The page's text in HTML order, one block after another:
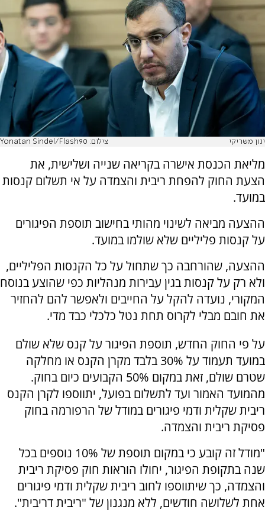
ינון משריקי צילום: Yonatan Sindel/Flash90
מליאת הכנסת אישרה בקריאה שנייה ושלישית, את
הצעת החוק להפחת ריבית והצמדה על אי תשלום קנסות
במועד.
ההצעה מביאה לשינוי מהותי בחישוב תוספת הפיגורים
על קנסות פליליים שלא שולמו במועד.
ההצעה, שהורחבה כך שתחול על כל הקנסות הפליליים,
ולא רק על קנסות בגין עבירות מנהליות כפי שהוצע בנוסח
המקורי, נועדה להקל על החייבים ולאפשר להם להחזיר
את חובם מבלי לקרוס תחת נטל כלכלי כבד מדי.
על פי החוק החדש, תוספת הפיגור על קנס שלא שולם
במועד תעמוד על 30% בלבד מקרן הקנס או מחלקה
שטרם שולם, זאת במקום 50% הקבועים כיום בחוק.
מהמועד האמור ועד לתשלום בפועל, יתווספו לקרן הקנס
ריבית שקלית ודמי פיגורים במודל של הרפורמה בחוק
פסיקת ריבית והצמדה.
"מודל זה קובע כי במקום תוספת של 10% נוספים בכל
שנה בתקופת הפיגור, יחולו הוראות חוק פסיקת ריבית
והצמדה, כך שיתווספו לחוב ריבית שקלית ודמי פיגורים
אחת לשלושה חודשים, ללא מנגנון של "ריבית דריבית".